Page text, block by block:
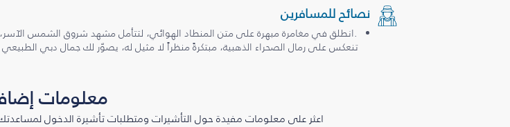
نصائح للمسافرين
.انطلق في مغامرة مبهرة على متن المنطاد الهوائي، لتتأمل مشهد شروق الشمس
تنعكس على رمال الصحراء الذهبية، مبتكرةً منظراً لا مثيل له، يصوّر لك جمال دبي الطبيعي
معلومات
اعثر على معلومات مفيدة حول التأشيرات ومتطلبات تأشيرة الدخول